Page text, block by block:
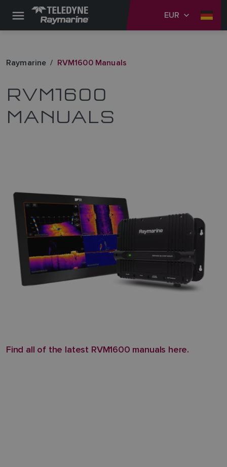
EUR
Raymarine RVM1600 Manuals
RVM1600
MANUALS
Find all of the latest RVM1600 manuals here.